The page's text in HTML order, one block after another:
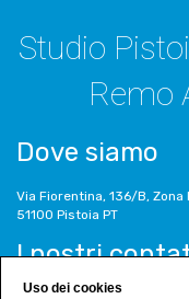
Studio
Remo
Dove siamo
Via Fiorentina, 136/B, Zona
51100 Pistoia PT
I nostri
Uso dei cookies